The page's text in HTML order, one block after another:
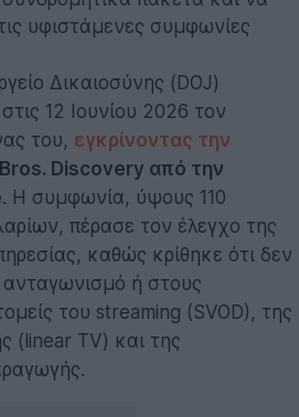
υφιστάμενες συμφωνίες
Δικαιοσύνης (DOJ)
12 Ιουνίου 2026 τον
του, εγκρίνοντας την
Discovery από την
. Η συμφωνία, ύψους 110
πέρασε τον έλεγχο της
καθώς κρίθηκε ότι δεν
ή στους
του streaming (SVOD), της
(linear TV) και της